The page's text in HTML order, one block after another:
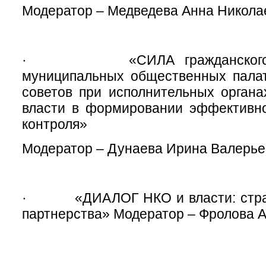
Модератор – Медведева Анна
· «СИЛА гражданского
муниципальных общественных
советов при исполнительных
власти в формировании
контроля»
Модератор – Дунаева Ирина
· «ДИАЛОГ НКО и власти:
партнерства» Модератор – Фролова